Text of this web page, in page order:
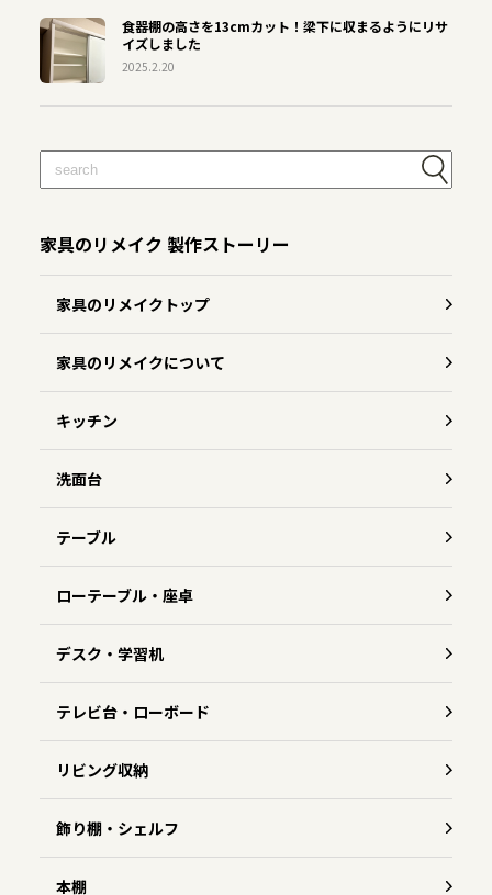
食器棚の高さを13cmカット！梁下に収まるようにリサ
イズしました
2025.2.20
家具のリメイク 製作ストーリー
家具のリメイクトップ
家具のリメイクについて
キッチン
洗面台
テーブル
ローテーブル・座卓
デスク・学習机
テレビ台・ローボード
リビング収納
飾り棚・シェルフ
本棚